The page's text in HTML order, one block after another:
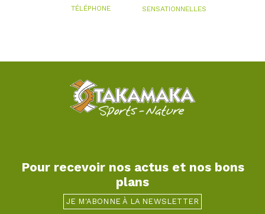
TÉLÉPHONE
SENSATIONNELLES
Pour recevoir nos actus et nos bons
plans
JE M'ABONNE À LA NEWSLETTER